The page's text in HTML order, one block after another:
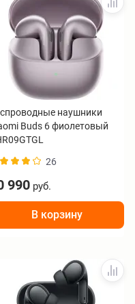
наушники
Buds 6 фиолетовый
26
990 руб.
В корзину